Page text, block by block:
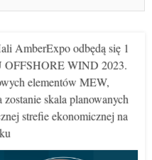
AmberExpo odbędą się 1
OFFSHORE WIND 2023.
elementów MEW,
skala planowanych
strefie ekonomicznej na